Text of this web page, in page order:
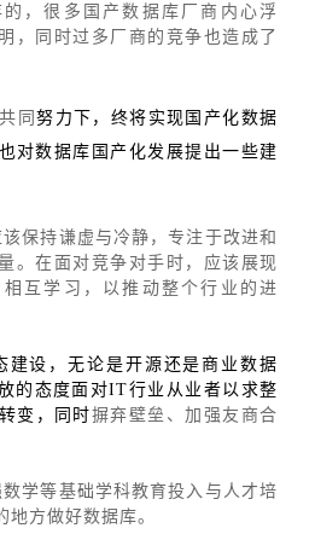
，很多国产数据库厂商内心浮
，同时过多厂商的竞争也造成了
同努力下，终将实现国产化数据
对数据库国产化发展提出一些建
保持谦虚与冷静，专注于改进和
。在面对竞争对手时，应该展现
互学习，以推动整个行业的进
建设，无论是开源还是商业数据
的态度面对IT行业从业者以求整
变，同时摒弃壁垒、加强友商合
学等基础学科教育投入与人才培
地方做好数据库。